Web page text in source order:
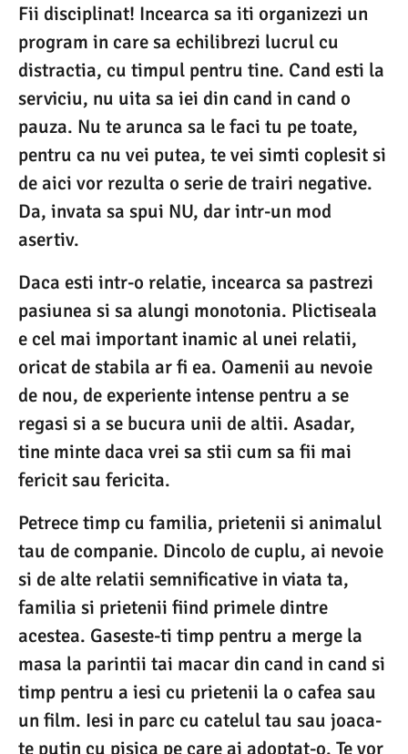
Fii disciplinat! Incearca sa iti organizezi un
program in care sa echilibrezi lucrul cu
distractia, cu timpul pentru tine. Cand esti la
serviciu, nu uita sa iei din cand in cand o
pauza. Nu te arunca sa le faci tu pe toate,
pentru ca nu vei putea, te vei simti coplesit si
de aici vor rezulta o serie de trairi negative.
Da, invata sa spui NU, dar intr-un mod
asertiv.
Daca esti intr-o relatie, incearca sa pastrezi
pasiunea si sa alungi monotonia. Plictiseala
e cel mai important inamic al unei relatii,
oricat de stabila ar fi ea. Oamenii au nevoie
de nou, de experiente intense pentru a se
regasi si a se bucura unii de altii. Asadar,
tine minte daca vrei sa stii cum sa fii mai
fericit sau fericita.
Petrece timp cu familia, prietenii si animalul
tau de companie. Dincolo de cuplu, ai nevoie
si de alte relatii semnificative in viata ta,
familia si prietenii fiind primele dintre
acestea. Gaseste-ti timp pentru a merge la
masa la parintii tai macar din cand in cand si
timp pentru a iesi cu prietenii la o cafea sau
un film. Iesi in parc cu catelul tau sau joaca-
te putin cu pisica pe care ai adoptat-o. Te vor